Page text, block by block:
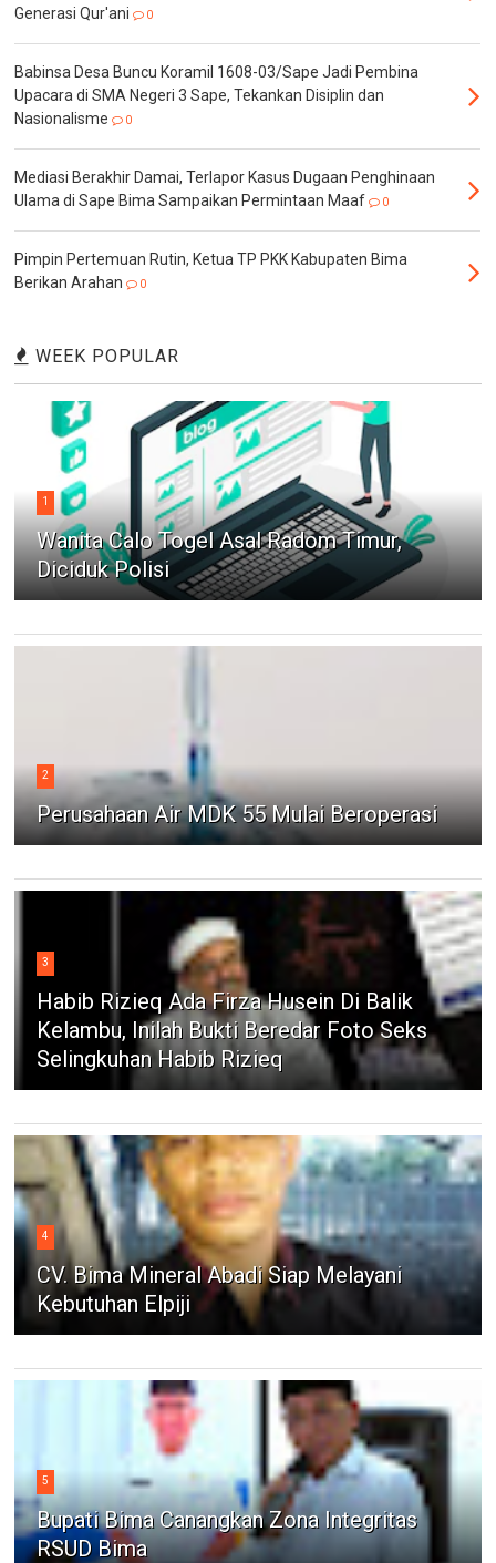
Generasi Qur'ani
0
Babinsa Desa Buncu Koramil 1608-03/Sape Jadi Pembina
Upacara di SMA Negeri 3 Sape, Tekankan Disiplin dan
Nasionalisme
0
Mediasi Berakhir Damai, Terlapor Kasus Dugaan Penghinaan
Ulama di Sape Bima Sampaikan Permintaan Maaf
0
Pimpin Pertemuan Rutin, Ketua TP PKK Kabupaten Bima
Berikan Arahan
0
WEEK POPULAR
1
Wanita Calo Togel Asal Radom Timur,
Diciduk Polisi
2
Perusahaan Air MDK 55 Mulai Beroperasi
3
Habib Rizieq Ada Firza Husein Di Balik
Kelambu, Inilah Bukti Beredar Foto Seks
Selingkuhan Habib Rizieq
4
CV. Bima Mineral Abadi Siap Melayani
Kebutuhan Elpiji
5
Bupati Bima Canangkan Zona Integritas
RSUD Bima